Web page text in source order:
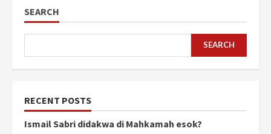
SEARCH
SEARCH
RECENT POSTS
Ismail Sabri didakwa di Mahkamah esok?